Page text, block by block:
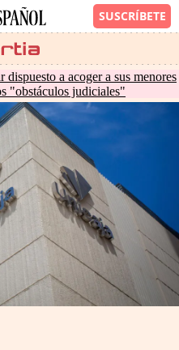
dispuesto a acoger a sus menores
"obstáculos judiciales"